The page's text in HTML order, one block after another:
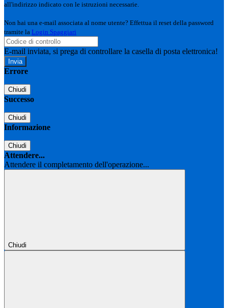
all'indirizzo indicato con le istruzioni necessarie.
Non hai una e-mail associata al nome utente? Effettua il reset della password
tramite la Login Spaggiari
E-mail inviata, si prega di controllare la casella di posta elettronica!
Errore
Chiudi
Successo
Chiudi
Informazione
Chiudi
Attendere...
Attendere il completamento dell'operazione...
Chiudi